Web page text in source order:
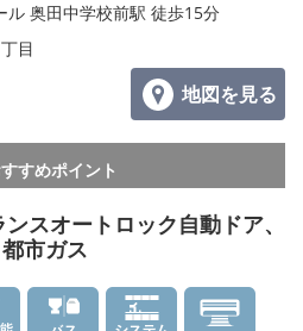
ル 奥田中学校前駅 徒歩15分
目
地図を見る
すめポイント
スオートロック自動ドア、
市ガス